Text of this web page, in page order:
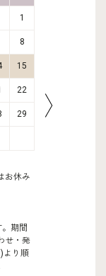
1
8
15
22
29
お休み
期間
せ・発
より順